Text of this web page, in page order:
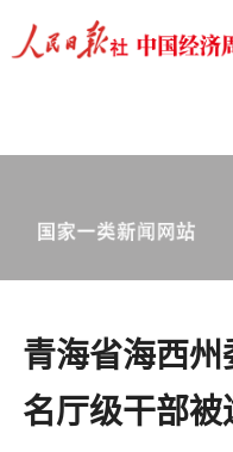
青海省海西州
名厅级干部被